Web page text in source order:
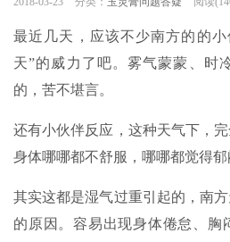
最近几天，应该不少南方的的
天”的威力了吧。雾气蒙蒙、时
的，苦不堪言。
还有小伙伴反应，这种天气下，
身体哪哪都不舒服，哪哪都觉得郁
其实这都是湿气过重引起的，南
的原因。容易出现身体倦怠、胸